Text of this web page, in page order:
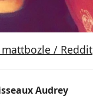
/ Reddit
Audrey